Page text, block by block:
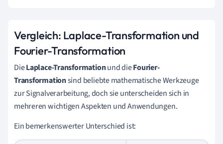
Vergleich: Laplace-Transformation und
Fourier-Transformation
DieLaplace-Transformationund dieFourier-
Transformationsind beliebte mathematische Werkzeuge
zur Signalverarbeitung, doch sie unterscheiden sich in
mehreren wichtigen Aspekten und Anwendungen.
Ein bemerkenswerter Unterschied ist: